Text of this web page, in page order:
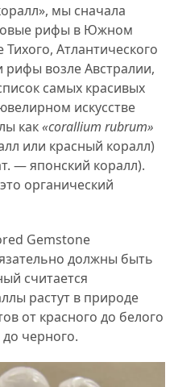
мы сначала
рифы в Южном
Атлантического
рифы возле Австралии,
самых красивых
искусстве
как«corallium rubrum»
или красный коралл)
— японский коралл).
органический
Gemstone
должны быть
считается
растут в природе
от красного до белого
черного.